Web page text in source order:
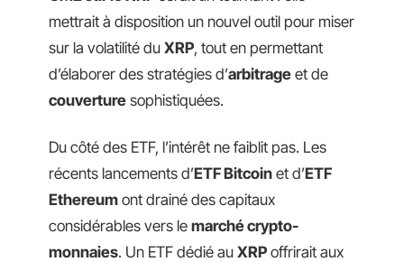
mettrait à disposition un nouvel outil pour miser
sur la volatilité du XRP, tout en permettant
d’élaborer des stratégies d’arbitrage et de
couverture sophistiquées.
Du côté des ETF, l’intérêt ne faiblit pas. Les
récents lancements d’ETF Bitcoin et d’ETF
Ethereum ont drainé des capitaux
considérables vers le marché crypto-
monnaies. Un ETF dédié au XRP offrirait aux